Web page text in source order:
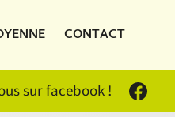
CONTACT
sur facebook !